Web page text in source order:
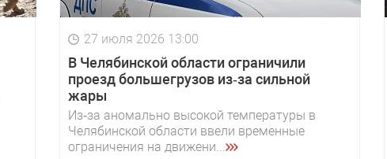
27 июля 2026 13:00
В Челябинской области ограничили
проезд большегрузов из‑за сильной
жары
Из‑за аномально высокой температуры в
Челябинской области ввели временные
ограничения на движени...